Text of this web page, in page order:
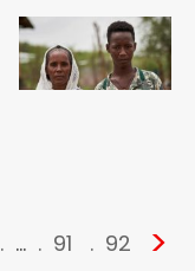
… 91 92 >